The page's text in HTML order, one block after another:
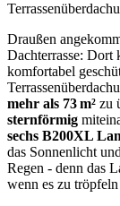
Draußen
Dachterrasse: Dort
komfortabel
mehr als 73 m² zu
sternförmig
sechs B200XL
das Sonnenlicht
Regen - denn das
wenn es zu